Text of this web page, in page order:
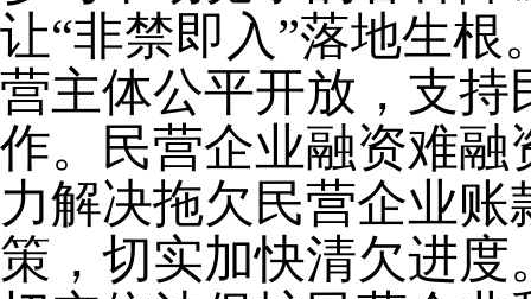
让“非禁即入”落地生
营主体公平开放，支持
作。民营企业融资难
力解决拖欠民营企业
策，切实加快清欠进